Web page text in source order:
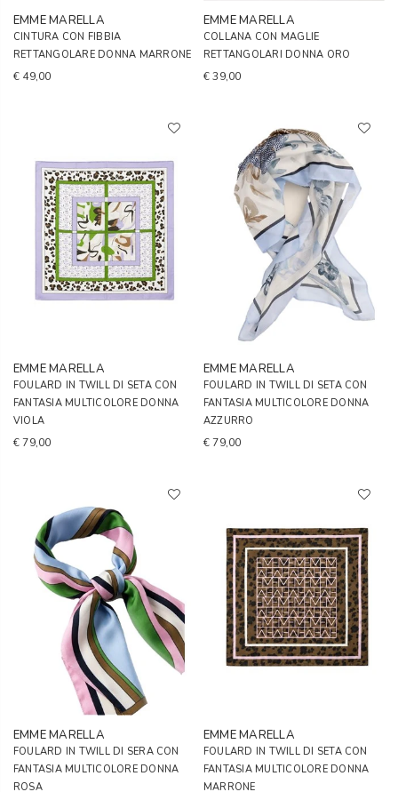
EMME MARELLA
CINTURA CON FIBBIA
RETTANGOLARE DONNA MARRONE
€ 49,00
EMME MARELLA
COLLANA CON MAGLIE
RETTANGOLARI DONNA ORO
€ 39,00
EMME MARELLA
FOULARD IN TWILL DI SETA CON
FANTASIA MULTICOLORE DONNA
VIOLA
€ 79,00
EMME MARELLA
FOULARD IN TWILL DI SETA CON
FANTASIA MULTICOLORE DONNA
AZZURRO
€ 79,00
EMME MARELLA
FOULARD IN TWILL DI SERA CON
FANTASIA MULTICOLORE DONNA
ROSA
EMME MARELLA
FOULARD IN TWILL DI SETA CON
FANTASIA MULTICOLORE DONNA
MARRONE